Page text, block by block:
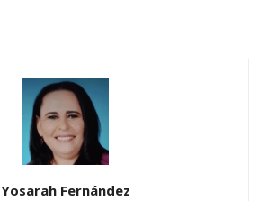
Yosarah Fernández